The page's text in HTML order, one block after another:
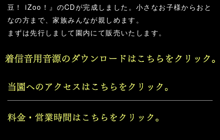
豆！ iZoo！』のCDが完成しました。小さなお子様からおと
なの方まで、家族みんなが親しめます。
まずは先行しまして園内にて販売いたします。